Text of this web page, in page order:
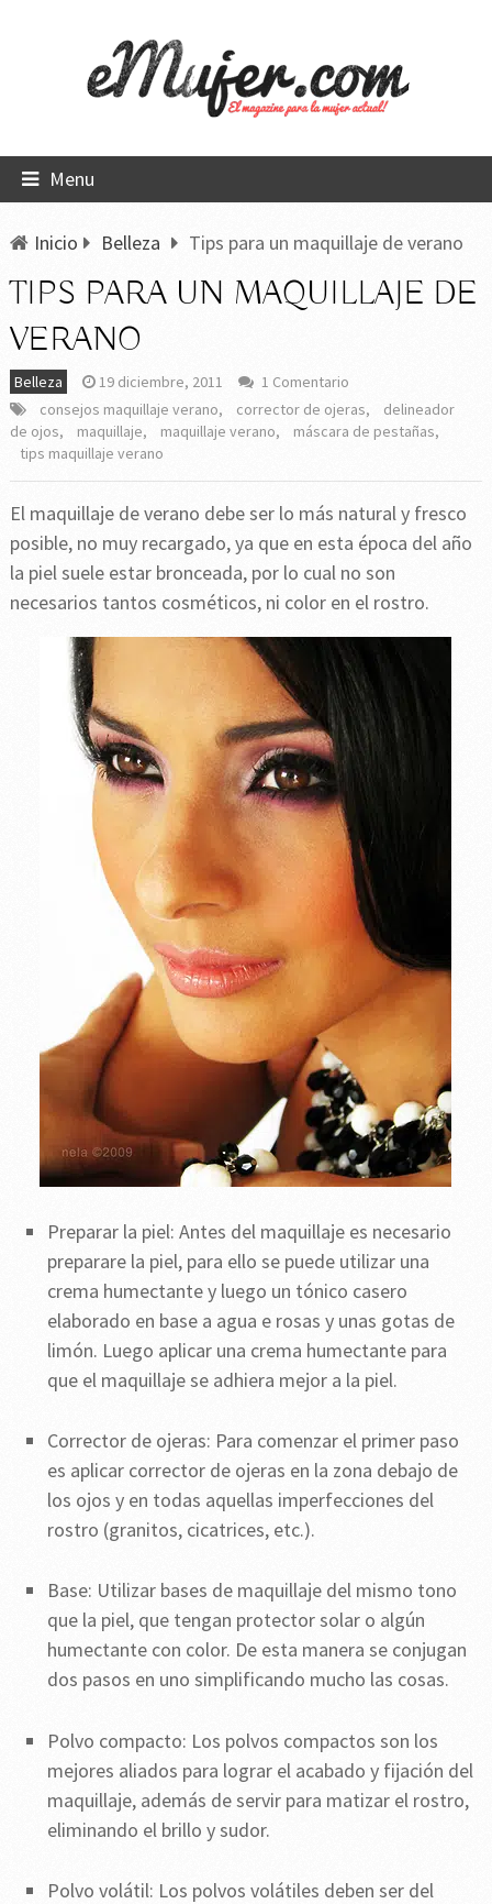
Menu
Inicio Belleza Tips para un maquillaje de verano
TIPS PARA UN MAQUILLAJE DE
VERANO
Belleza 19 diciembre, 2011
1 Comentario
consejos maquillaje verano, corrector de ojeras,
delineador
de ojos, maquillaje, maquillaje verano, máscara de pestañas,
tips maquillaje verano
El maquillaje de verano debe ser lo más natural y fresco
posible, no muy recargado, ya que en esta época del año
la piel suele estar bronceada, por lo cual no son
necesarios tantos cosméticos, ni color en el rostro.
Preparar la piel: Antes del maquillaje es necesario
preparare la piel, para ello se puede utilizar una
crema humectante y luego un tónico casero
elaborado en base a agua e rosas y unas gotas de
limón. Luego aplicar una crema humectante para
que el maquillaje se adhiera mejor a la piel.
Corrector de ojeras: Para comenzar el primer paso
es aplicar corrector de ojeras en la zona debajo de
los ojos y en todas aquellas imperfecciones del
rostro (granitos, cicatrices, etc.).
Base: Utilizar bases de maquillaje del mismo tono
que la piel, que tengan protector solar o algún
humectante con color. De esta manera se conjugan
dos pasos en uno simplificando mucho las cosas.
Polvo compacto: Los polvos compactos son los
mejores aliados para lograr el acabado y fijación del
maquillaje, además de servir para matizar el rostro,
eliminando el brillo y sudor.
Polvo volátil: Los polvos volátiles deben ser del